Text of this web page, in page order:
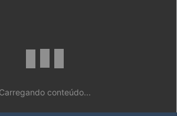
Carregando conteúdo...